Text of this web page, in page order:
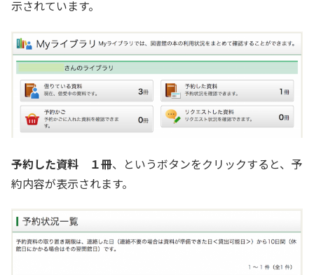
示されています。
予約した資料 １冊、というボタンをクリックすると、予
約内容が表示されます。